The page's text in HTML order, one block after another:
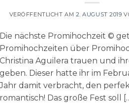
VERÖFFENTLICHT AM 2. AUGUST 2019
Die nächste Promihochzeit ©
Promihochzeiten über
Christina Aguilera trauen und
geben. Dieser hatte ihr im
Jahr damit verbracht, den
romantisch! Das große Fest soll